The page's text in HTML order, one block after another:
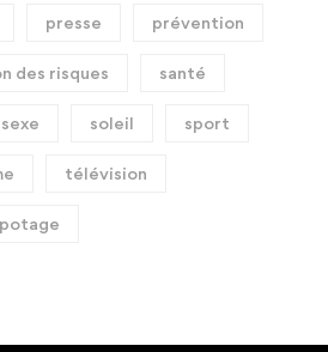
presse prévention
des risques santé
sexe soleil sport
télévision